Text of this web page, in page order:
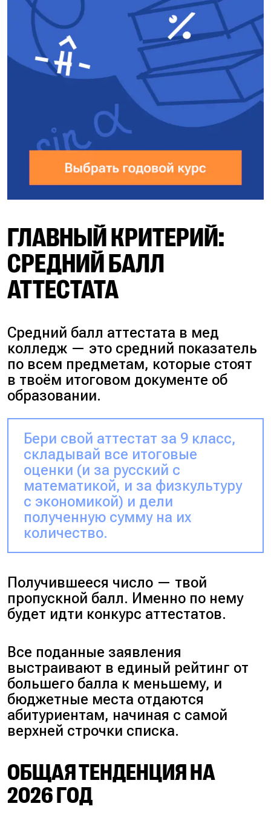
ГЛАВНЫЙ КРИТЕРИЙ:
СРЕДНИЙ БАЛЛ
АТТЕСТАТА
Средний балл аттестата в мед
колледж — это средний показатель
по всем предметам, которые стоят
в твоём итоговом документе об
образовании.
Бери свой аттестат за 9 класс,
складывай все итоговые
оценки (и за русский с
математикой, и за физкультуру
с экономикой) и дели
полученную сумму на их
количество.
Получившееся число — твой
пропускной балл. Именно по нему
будет идти конкурс аттестатов.
Все поданные заявления
выстраивают в единый рейтинг от
большего балла к меньшему, и
бюджетные места отдаются
абитуриентам, начиная с самой
верхней строчки списка.
ОБЩАЯ ТЕНДЕНЦИЯ НА
2026 ГОД